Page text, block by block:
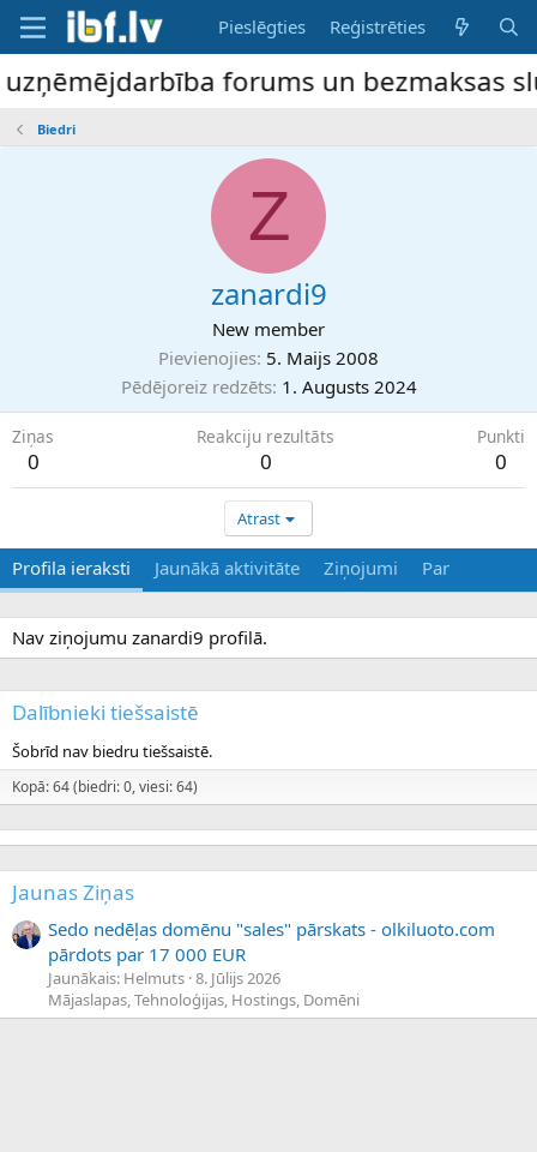
Pieslēgties Reģistrēties
forums un bezmaksas
Biedri
Z
zanardi9
New member
Pievienojies 5. Maijs 2008
Pēdējoreiz redzēts 1. Augusts 2024
Ziņas
0
Reakciju rezultāts
0
Punkti
0
Atrast
Profila ieraksti Jaunākā aktivitāte Ziņojumi Par
Nav ziņojumu zanardi9 profilā.
Dalībnieki tiešsaistē
Šobrīd nav biedru tiešsaistē.
Kopā: 64 (biedri: 0, viesi: 64)
Jaunas Ziņas
Sedo nedēļas domēnu "sales" pārskats - olkiluoto.com
pārdots par 17 000 EUR
Jaunākais: Helmuts 8. Jūlijs 2026
Mājaslapas, Tehnoloģijas, Hostings, Domēni